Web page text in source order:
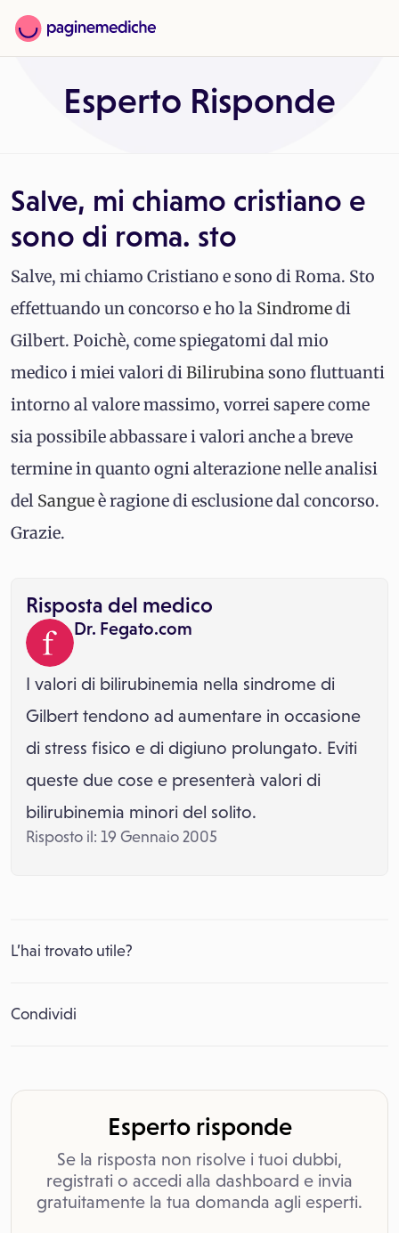
Esperto Risponde
Salve, mi chiamo cristiano e
sono di roma. sto
Salve, mi chiamo Cristiano e sono di Roma. Sto
effettuando un concorso e ho la Sindromedi
Gilbert. Poichè, come spiegatomi dal mio
medico i miei valori diBilirubinasono fluttuanti
intorno al valore massimo, vorrei sapere come
sia possibile abbassare i valori anche a breve
termine in quanto ogni alterazione nelle analisi
del Sangueè ragione di esclusione dal concorso.
Grazie.
Risposta del medico
Dr. Fegato.com
I valori di bilirubinemia nella sindrome di
Gilbert tendono ad aumentare in occasione
di stress fisico e di digiuno prolungato. Eviti
queste due cose e presenterà valori di
bilirubinemia minori del solito.
Risposto il: 19 Gennaio 2005
L’hai trovato utile?
Condividi
Esperto risponde
Se la risposta non risolve i tuoi dubbi,
registrati o accedi alla dashboard e invia
gratuitamente la tua domanda agli esperti.